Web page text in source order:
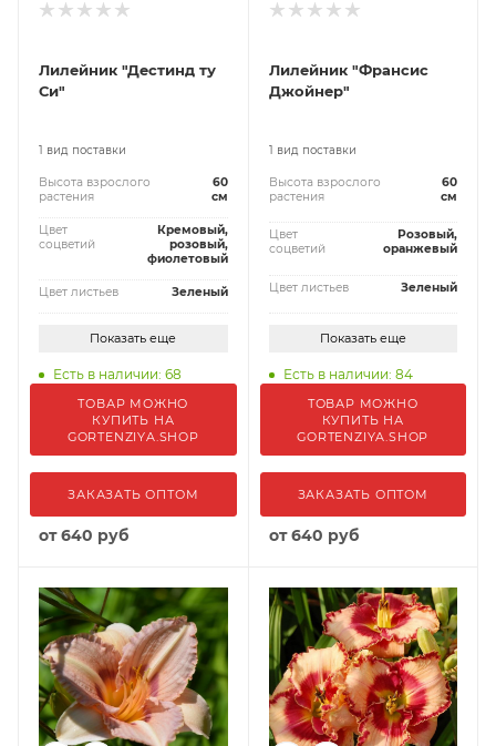
Лилейник "Дестинд ту
Си"
1 вид поставки
Высота взрослого
растения
60
см
Цвет
соцветий
Кремовый,
розовый,
фиолетовый
Цвет листьев Зеленый
Показать еще
Есть в наличии: 68
ТОВАР МОЖНО
КУПИТЬ НА
GORTENZIYA.SHOP
ЗАКАЗАТЬ ОПТОМ
от640 руб
Лилейник "Франсис
Джойнер"
1 вид поставки
Высота взрослого
растения
60
см
Цвет
соцветий
Розовый,
оранжевый
Цвет листьев Зеленый
Показать еще
Есть в наличии: 84
ТОВАР МОЖНО
КУПИТЬ НА
GORTENZIYA.SHOP
ЗАКАЗАТЬ ОПТОМ
от640 руб